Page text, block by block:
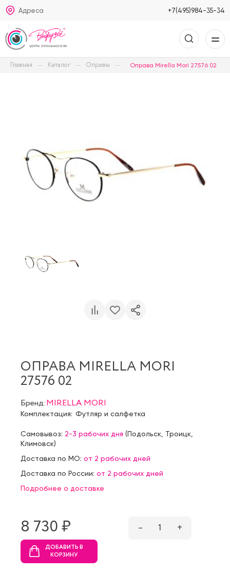
Адреса +7(495)984-35-34
Главная Каталог Оправы Оправа Mirella Mori 27576 02
ОПРАВА MIRELLA MORI
27576 02
Бренд:MIRELLA MORI
Комплектация: Футляр и салфетка
Самовывоз: 2-3 рабочих дня (Подольск Троицк
Климовск)
Доставка по МО: от 2 рабочих дней
Доставка по России: от 2 рабочих дней
Подробнее о доставке
8 730 ₷ – 1 +
ДОБАВИТЬ В
КОРЗИНУ